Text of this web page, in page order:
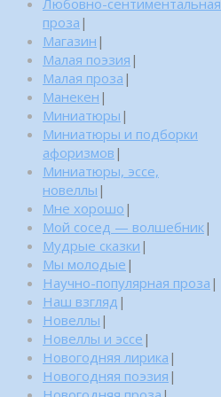
Любовно-сентиментальная
проза |
Магазин |
Малая поэзия |
Малая проза |
Манекен |
Миниатюры |
Миниатюры и подборки
афоризмов |
Миниатюры, эссе,
новеллы |
Мне хорошо |
Мой сосед — волшебник|
Мудрые сказки |
Мы молодые |
Научно-популярная проза |
Наш взгляд |
Новеллы |
Новеллы и эссе |
Новогодняя лирика |
Новогодняя поэзия |